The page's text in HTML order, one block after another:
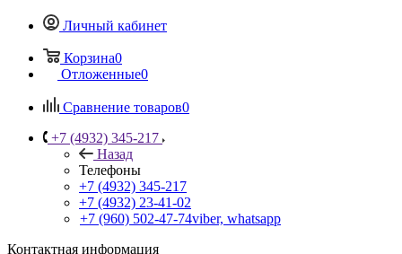
Личный кабинет
Корзина0
Отложенные0
Сравнение товаров0
+7 (4932) 345-217
Назад
Телефоны
+7 (4932) 345-217
+7 (4932) 23-41-02
+7 (960) 502-47-74viber, whatsapp
Контактная информация